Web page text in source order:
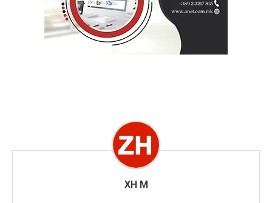
XH M